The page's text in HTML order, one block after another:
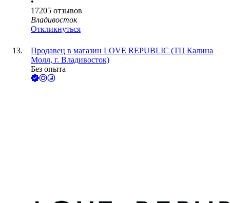
17205 отзывов
Владивосток
Откликнуться
Продавец в магазин LOVE REPUBLIC (ТЦ Калина
Молл, г. Владивосток)
Без опыта